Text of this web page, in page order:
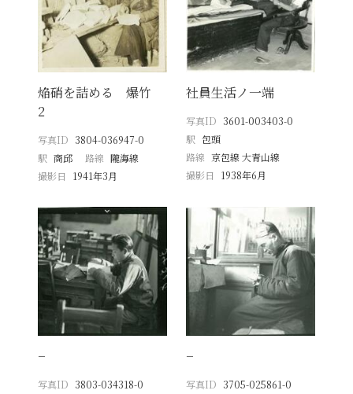
焔硝を詰める 爆竹
2
写真ID 3804-036947-0
駅 商邱 路線 隴海線
撮影日
1941年3月
社員生活ノ一端
写真ID 3601-003403-0
駅 包頭
路線 京包線 大青山線
撮影日
1938年6月
−
写真ID 3803-034318-0
−
写真ID 3705-025861-0